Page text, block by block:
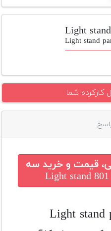
Light stand
کارکرده شما
قیمت و خریدسه